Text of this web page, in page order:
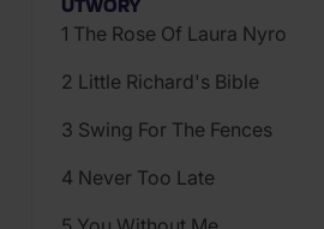
1 The Rose Of Laura Nyro
2 Little Richard's Bible
3 Swing For The Fences
4 Never Too Late